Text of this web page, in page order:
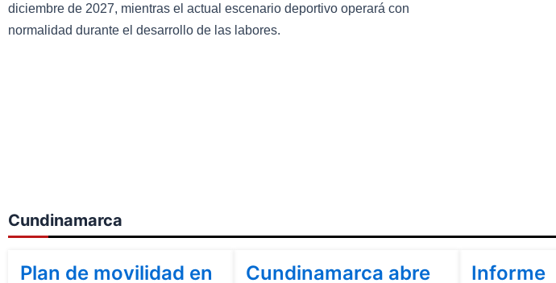
diciembre de 2027, mientras el actual escenario deportivo operará con
normalidad durante el desarrollo de las labores.
Cundinamarca
Bogotá Cundinamarca
Plan de movilidad en Cundinamarca abre Informe